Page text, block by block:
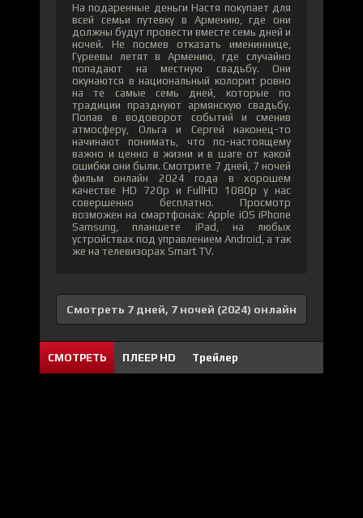
На подаренные деньги Настя покупает для
всей семьи путевку в Армению, где они
должны будут провести вместе семь дней и
ночей. Не посмев отказать имениннице,
Гуреевы летят в Армению, где случайно
попадают на местную свадьбу. Они
окунаются в национальный колорит ровно
на те самые семь дней, которые по
традиции празднуют армянскую свадьбу.
Попав в водоворот событий и сменив
атмосферу, Ольга и Сергей наконец-то
начинают понимать, что по-настоящему
важно и ценно в жизни и в шаге от какой
ошибки они были. Смотрите 7 дней, 7 ночей
фильм онлайн 2024 года в хорошем
качестве HD 720p и FullHD 1080p у нас
совершенно бесплатно. Просмотр
возможен на смартфонах: Apple iOS iPhone
Samsung, планшете iPad, на любых
устройствах под управлением Android, а так
же на телевизорах Smart TV.
Смотреть 7 дней, 7 ночей (2024) онлайн
СМОТРЕТЬ ПЛЕЕР HD Трейлер